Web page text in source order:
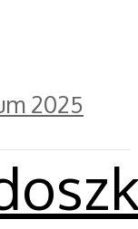
2025